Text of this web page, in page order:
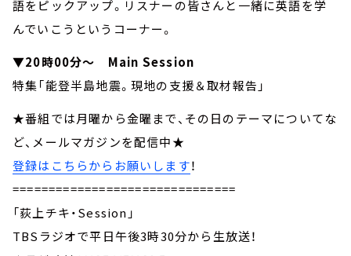
語をピックアップ。リスナーの皆さんと一緒に英語を学
んでいこうというコーナー。
▼20時00分～ Main Session
特集「能登半島地震。現地の支援＆取材報告」
★番組では月曜から金曜まで、その日のテーマについてな
ど、メールマガジンを配信中★
登録はこちらからお願いします！
===============================
「荻上チキ・Session」
TBSラジオで平日午後3時30分から生放送！